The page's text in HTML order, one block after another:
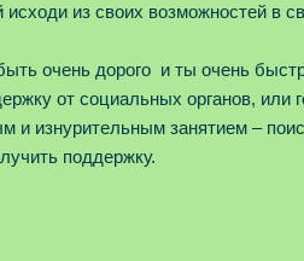
из своих возможностей в
очень дорого и ты очень
от социальных органов, или
и изнурительным занятием –
поддержку.